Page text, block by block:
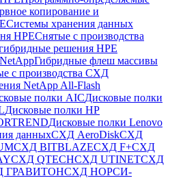
копирование и
Системы хранения данных
HPEСнятые с производства
решения HPE
Гибридные флеш массивы
с производства СХД
NetApp All-Flash
полки AICДисковые полки
Дисковые полки HP
Дисковые полки Lenovo
данныхСХД AeroDiskСХД
СХД BITBLAZEСХД F+СХД
СХД QTECHСХД UTINETСХД
ГРАВИТОНСХД НОРСИ-